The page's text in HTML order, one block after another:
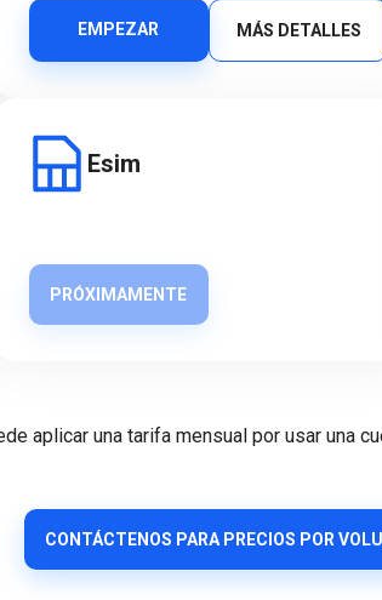
EMPEZAR MÁS DETALLES
Esim
PRÓXIMAMENTE
aplicar una tarifa mensual por usar una
CONTÁCTENOS PARA PRECIOS POR